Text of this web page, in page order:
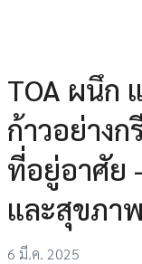
TOA ผนึก
ก้าวอย่าง
ที่อยู่อาศัย
และสุขภาพ
6 มี.ค. 2025